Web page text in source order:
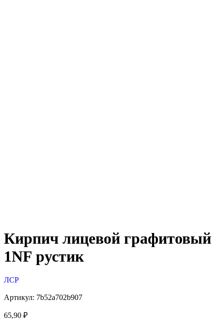
Кирпич лицевой графитовый
1NF рустик
ЛСР
Артикул: 7b52a702b907
65,90 ₽